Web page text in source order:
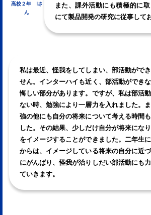
また、課外活動にも積極的に
にて製品開発の研究に従事して
高校２年 Iさ
ん
私は最近、怪我をしてしまい、部活動がで
せん。インターハイも近く、部活動ができ
悔しい部分があります。ですが、私は部活
ない時、勉強により一層力を入れました。
強の他にも自分の将来について考える時間
した。その結果、少しだけ自分が将来にな
をイメージすることができました。二年生
からは、イメージしている将来の自分に近
にがんばり、怪我が治りしだい部活動にも
ていきます。